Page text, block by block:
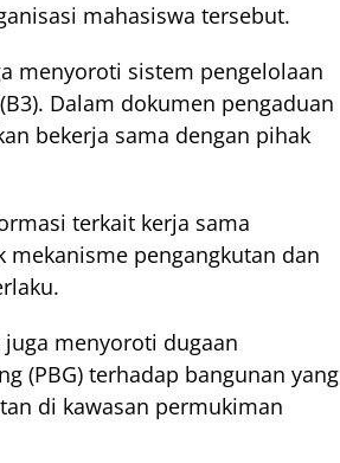
mahasiswa tersebut.
menyoroti sistem pengelolaan
Dalam dokumen pengaduan
bekerja sama dengan pihak
terkait kerja sama
pengangkutan dan
menyoroti dugaan
(PBG) terhadap bangunan yang
di kawasan permukiman